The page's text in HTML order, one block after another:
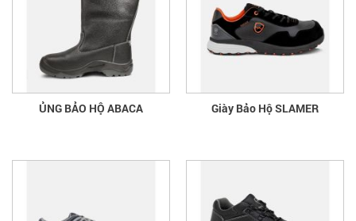
ỦNG BẢO HỘ ABACA Giày Bảo Hộ SLAMER